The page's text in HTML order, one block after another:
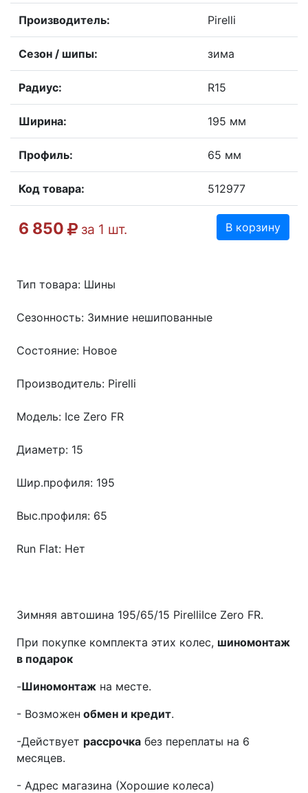
Производитель: Pirelli
Сезон / шипы: зима
Радиус: R15
Ширина: 195 мм
Профиль: 65 мм
Код товара: 512977
6 850 за 1 шт. В корзину
Тип товара: Шины
Сезонность: Зимние нешипованные
Состояние: Новое
Производитель: Pirelli
Модель: Ice Zero FR
Диаметр: 15
Шир.профиля: 195
Выс.профиля: 65
Run Flat: Нет
Зимняя автошина 195/65/15 PirelliIce Zero FR.
При покупке комплекта этих колес, шиномонтаж
в подарок
-Шиномонтаж на месте.
- Возможен обмен и кредит.
-Действует рассрочка без переплаты на 6
месяцев.
- Адрес магазина (Хорошие колеса)